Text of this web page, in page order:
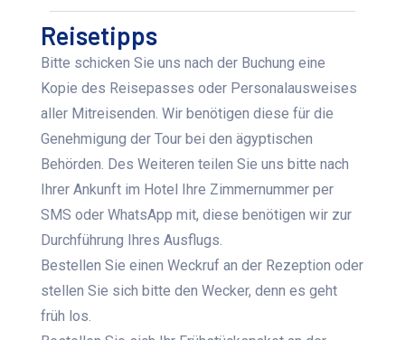
Reisetipps
Bitte schicken Sie uns nach der Buchung eine
Kopie des Reisepasses oder Personalausweises
aller Mitreisenden. Wir benötigen diese für die
Genehmigung der Tour bei den ägyptischen
Behörden. Des Weiteren teilen Sie uns bitte nach
Ihrer Ankunft im Hotel Ihre Zimmernummer per
SMS oder WhatsApp mit, diese benötigen wir zur
Durchführung Ihres Ausflugs.
Bestellen Sie einen Weckruf an der Rezeption oder
stellen Sie sich bitte den Wecker, denn es geht
früh los.